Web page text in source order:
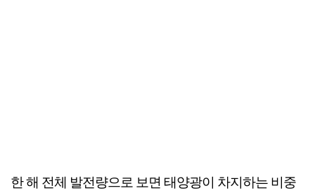
한 해 전체 발전량으로 보면 태양광이 차지하는 비중